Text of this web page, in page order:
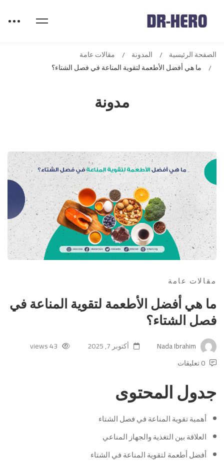
مدونة
الصفحة الرئيسية المدونة
مقالات عامة
ما هي أفضل الأطعمة لتقوية المناعة في فصل الشتاء؟
مقالات عامة
ما هي أفضل الأطعمة لتقوية المناعة في
فصل الشتاء؟
أكتوبر 7, 2025
43 views
0 تعليقات
جدول المحتوى
أهمية تقوية المناعة في فصل الشتاء
العلاقة بين التغذية والجهاز المناعي
أفضل أطعمة لتقوية المناعة في الشتاء